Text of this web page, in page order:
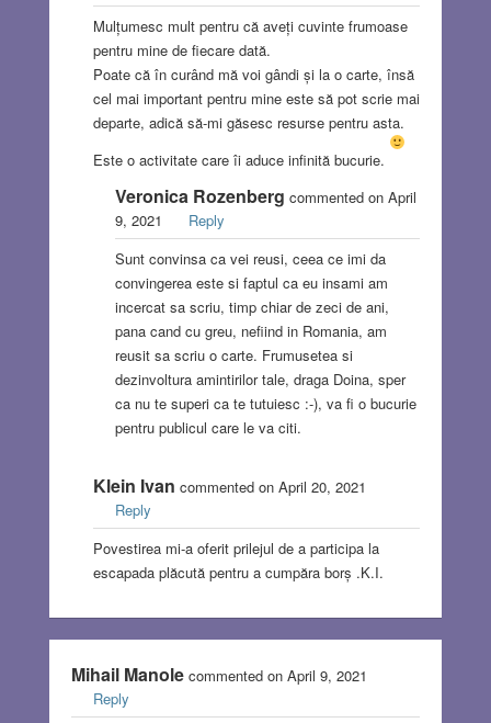
Mulțumesc mult pentru că aveți cuvinte frumoase
pentru mine de fiecare dată.
Poate că în curând mă voi gândi și la o carte, însă
cel mai important pentru mine este să pot scrie mai
departe, adică să-mi găsesc resurse pentru asta.
Este o activitate care îi aduce infinită bucurie.
Veronica Rozenberg commented on April
9, 2021
Reply
Sunt convinsa ca vei reusi, ceea ce imi da
convingerea este si faptul ca eu insami am
incercat sa scriu, timp chiar de zeci de ani,
pana cand cu greu, nefiind in Romania, am
reusit sa scriu o carte. Frumusetea si
dezinvoltura amintirilor tale, draga Doina, sper
ca nu te superi ca te tutuiesc :-), va fi o bucurie
pentru publicul care le va citi.
Klein Ivan commented on April 20, 2021
Reply
Povestirea mi-a oferit prilejul de a participa la
escapada plăcută pentru a cumpăra borș .K.I.
Mihail Manolecommented on April 9, 2021
Reply